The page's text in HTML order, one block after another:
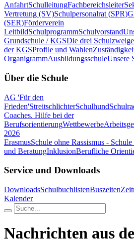
AnfahrtSchulleitungFachbereichsleiter
Vertretung (SV)Schulpersonalrat (SPR)
(SER)Förderverein
LeitbildSchulprogrammSchulvorstand
Grundschule / KGSDie drei Schulzweige
der KGSProfile und Wahlen
OrganigrammAusbildungsschuleUnsere
Über die Schule
AG 'Für den
Frieden'StreitschlichterSchulhund
Coaches. Hilfe bei der
BerufsorientierungWettbewerbe
2026
ErasmusSchule ohne Rassismus -
und BeratungInklusionBerufliche
Service und Downloads
DownloadsSchulbuchlistenBuszeiten
Kalender
Nachrichten aus